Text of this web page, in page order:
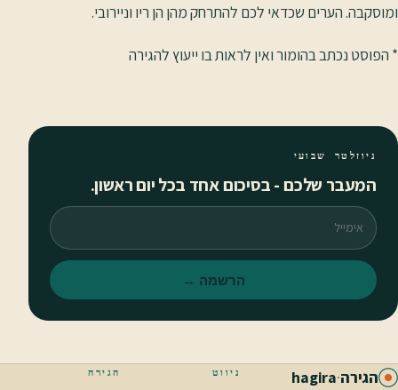
ומוסקבה. הערים שכדאי לכם להתרחק מהן הן ריו וניירובי.
* הפוסט נכתב בהומור ואין לראות בו ייעוץ להגירה
ניוזלטר שבועי
המעבר שלכם - בסיכום אחד בכל יום ראשון.
אימייל
הרשמה →
הגירה·
hagira ניווט הגירה